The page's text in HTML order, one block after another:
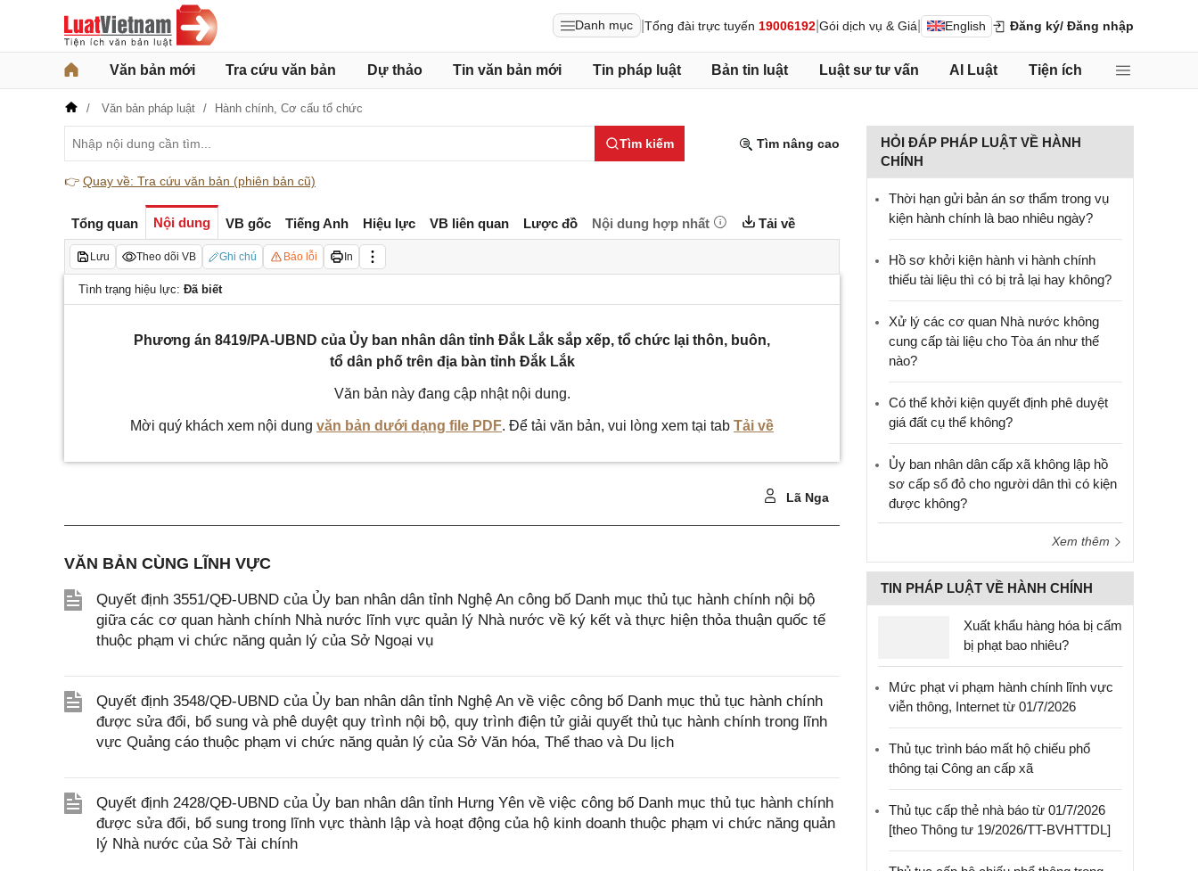
Danh mục Tổng đài trực tuyến 19006192 Gói dịch vụ & Giá English Đăng ký/ Đăng nhập
Văn bản mới Tra cứu văn bản Dự thảo Tin văn bản mới Tin pháp luật Bản tin luật Luật sư tư vấn AI Luật Tiện ích
Văn bản pháp luật Hành chính, Cơ cấu tổ chức
Tìm kiếm Tìm nâng cao
👉 Quay về: Tra cứu văn bản (phiên bản cũ)
Tổng quan Nội dung VB gốc Tiếng Anh Hiệu lực VB liên quan Lược đồ Nội dung hợp nhất Tải về
Lưu Theo dõi VB Ghi chú Báo lỗi In
Tình trạng hiệu lực: Đã biết
Phương án 8419/PA-UBND của Ủy ban nhân dân tỉnh Đắk Lắk sắp xếp, tổ chức lại thôn, buôn,
tổ dân phố trên địa bàn tỉnh Đắk Lắk
Văn bản này đang cập nhật nội dung.
Mời quý khách xem nội dung văn bản dưới dạng file PDF. Để tải văn bản, vui lòng xem tại tab Tải về
Lã Nga
VĂN BẢN CÙNG LĨNH VỰC
Quyết định 3551/QĐ-UBND của Ủy ban nhân dân tỉnh Nghệ An công bố Danh mục thủ tục hành chính nội bộ
giữa các cơ quan hành chính Nhà nước lĩnh vực quản lý Nhà nước về ký kết và thực hiện thỏa thuận quốc tế
thuộc phạm vi chức năng quản lý của Sở Ngoại vụ
Quyết định 3548/QĐ-UBND của Ủy ban nhân dân tỉnh Nghệ An về việc công bố Danh mục thủ tục hành chính
được sửa đổi, bổ sung và phê duyệt quy trình nội bộ, quy trình điện tử giải quyết thủ tục hành chính trong lĩnh
vực Quảng cáo thuộc phạm vi chức năng quản lý của Sở Văn hóa, Thể thao và Du lịch
Quyết định 2428/QĐ-UBND của Ủy ban nhân dân tỉnh Hưng Yên về việc công bố Danh mục thủ tục hành chính
được sửa đổi, bổ sung trong lĩnh vực thành lập và hoạt động của hộ kinh doanh thuộc phạm vi chức năng quản
lý Nhà nước của Sở Tài chính
HỎI ĐÁP PHÁP LUẬT VỀ HÀNH
CHÍNH
Thời hạn gửi bản án sơ thẩm trong vụ
kiện hành chính là bao nhiêu ngày?
Hồ sơ khởi kiện hành vi hành chính
thiếu tài liệu thì có bị trả lại hay không?
Xử lý các cơ quan Nhà nước không
cung cấp tài liệu cho Tòa án như thế
nào?
Có thể khởi kiện quyết định phê duyệt
giá đất cụ thể không?
Ủy ban nhân dân cấp xã không lập hồ
sơ cấp sổ đỏ cho người dân thì có kiện
được không?
Xem thêm
TIN PHÁP LUẬT VỀ HÀNH CHÍNH
Xuất khẩu hàng hóa bị cấm
bị phạt bao nhiêu?
Mức phạt vi phạm hành chính lĩnh vực
viễn thông, Internet từ 01/7/2026
Thủ tục trình báo mất hộ chiếu phổ
thông tại Công an cấp xã
Thủ tục cấp thẻ nhà báo từ 01/7/2026
[theo Thông tư 19/2026/TT-BVHTTDL]